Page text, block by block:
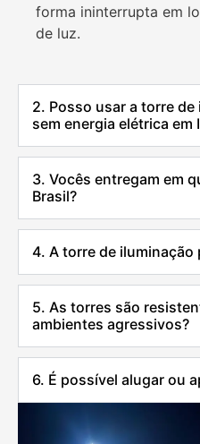
forma ininterrupta em
de luz.
2. Posso usar a torre de
sem energia elétrica em
3. Vocês entregam em
Brasil?
4. A torre de iluminação
5. As torres são
ambientes agressivos?
6. É possível alugar ou